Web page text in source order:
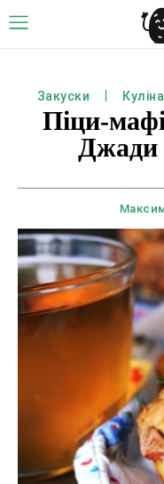
Закуски
Піци-
Джади
Максим